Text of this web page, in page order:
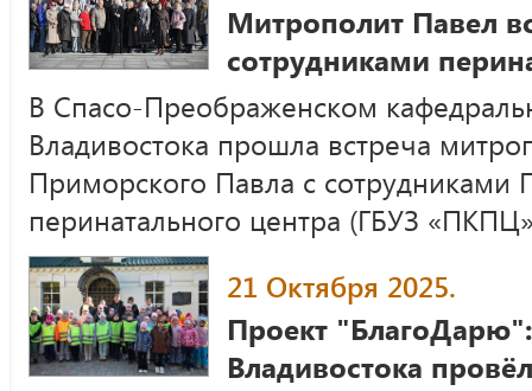
Митрополит Павел
сотрудниками
В Спасо-Преображенском
Владивостока прошла встреча
Приморского Павла с сотрудниками
перинатального центра (ГБУЗ
21 Октября 2025.
Проект
Владивостока